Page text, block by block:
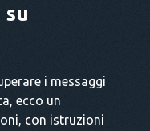
i messaggi
ecco un
con istruzioni